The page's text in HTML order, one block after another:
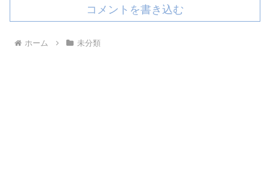
コメントを書き込む
ホーム 未分類